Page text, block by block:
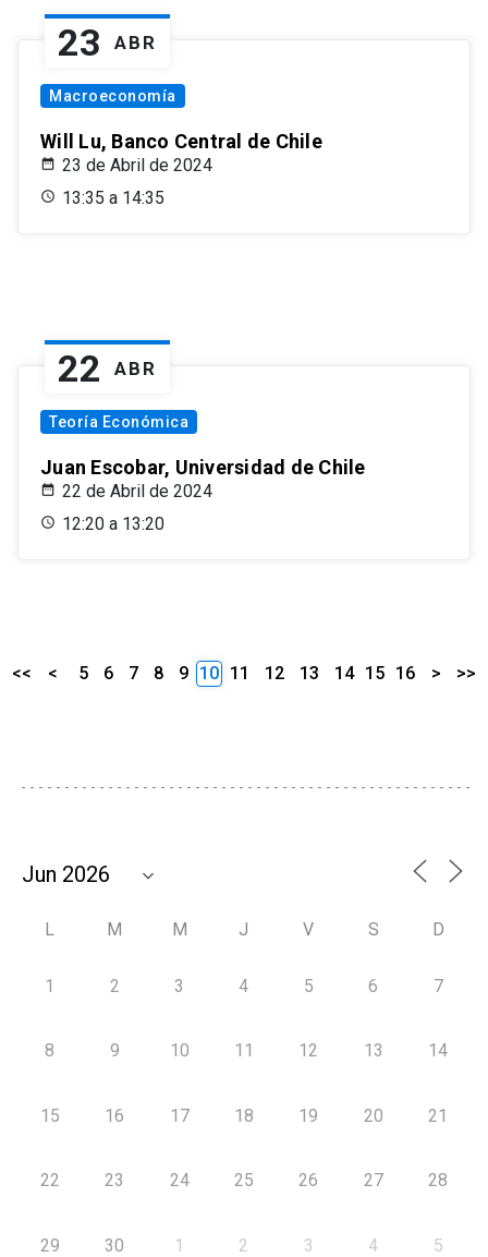
23 ABR
Macroeconomía
Will Lu, Banco Central de Chile
23 de Abril de 2024
13:35 a 14:35
22 ABR
Teoría Económica
Juan Escobar, Universidad de Chile
22 de Abril de 2024
12:20 a 13:20
<< < 5 6 7 8 9 10 11 12 13 14 15 16 > >>
L M M J V S D
1 2 3 4 5 6 7
8 9 10 11 12 13 14
15 16 17 18 19 20 21
22 23 24 25 26 27 28
29 30 1 2 3 4 5